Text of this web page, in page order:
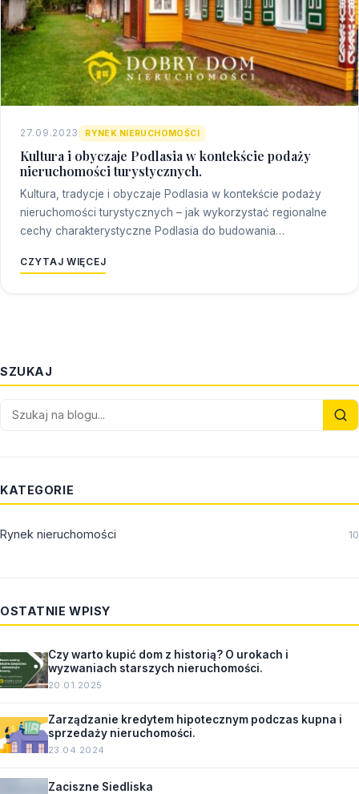
27.09.2023 RYNEK NIERUCHOMOŚCI
Kultura i obyczaje Podlasia w kontekście podaży
nieruchomości turystycznych.
Kultura, tradycje i obyczaje Podlasia w kontekście podaży
nieruchomości turystycznych – jak wykorzystać regionalne
cechy charakterystyczne Podlasia do budowania…
CZYTAJ WIĘCEJ
SZUKAJ
KATEGORIE
Rynek nieruchomości 10
OSTATNIE WPISY
Czy warto kupić dom z historią? O urokach i
wyzwaniach starszych nieruchomości.
20.01.2025
Zarządzanie kredytem hipotecznym podczas kupna i
sprzedaży nieruchomości.
23.04.2024
Zaciszne Siedliska